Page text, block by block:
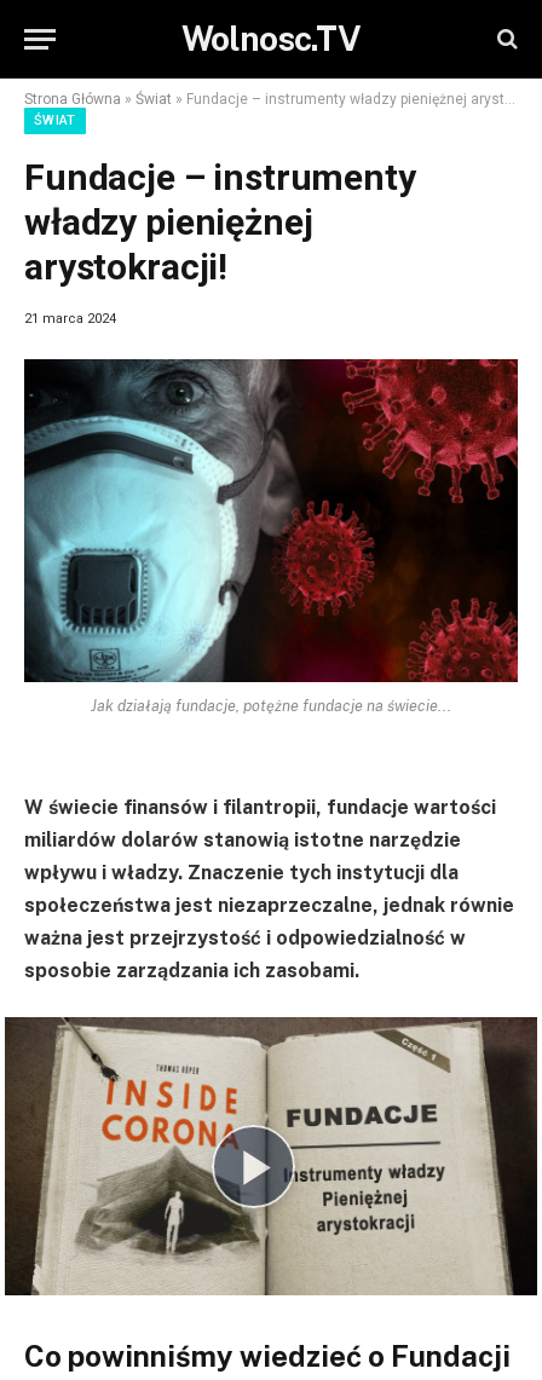
Wolnosc.TV
Strona Główna » Świat » Fundacje – instrumenty władzy pieniężnej arystokracji!
ŚWIAT
Fundacje – instrumenty
władzy pieniężnej
arystokracji!
21 marca 2024
Jak działają fundacje, potężne fundacje na świecie...
W świecie finansów i filantropii, fundacje wartości
miliardów dolarów stanowią istotne narzędzie
wpływu i władzy. Znaczenie tych instytucji dla
społeczeństwa jest niezaprzeczalne, jednak równie
ważna jest przejrzystość i odpowiedzialność w
sposobie zarządzania ich zasobami.
Co powinniśmy wiedzieć o Fundacji